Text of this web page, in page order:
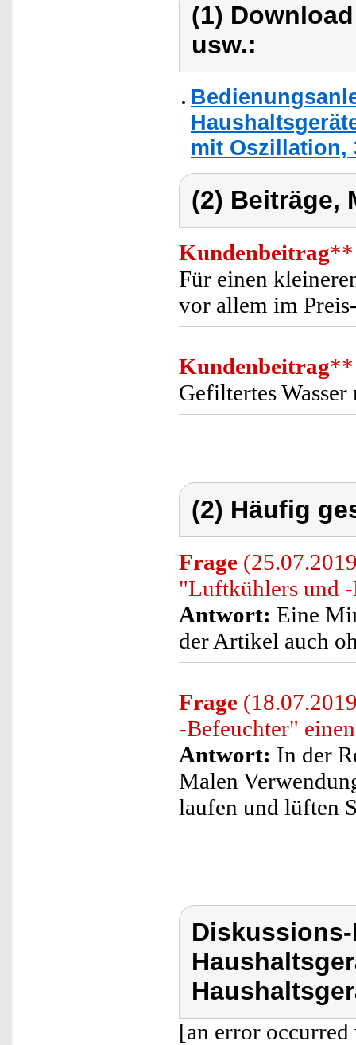
(1)
usw.:
mit Oszillation,
(2) Beiträge,
Kundenbeitrag**
Für einen
vor allem im
Kundenbeitrag**
Gefiltertes
(2) Häufig
Frage
"Luftkühlers und
Antwort: Eine
der Artikel auch
Frage
-Befeuchter"
Antwort: In der
Malen
laufen und lüften
[an error